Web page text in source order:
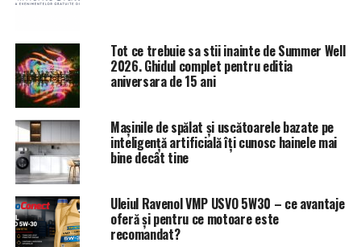
Tot ce trebuie sa stii inainte de Summer Well
2026. Ghidul complet pentru editia
aniversara de 15 ani
Mașinile de spălat și uscătoarele bazate pe
inteligență artificială îți cunosc hainele mai
bine decât tine
Uleiul Ravenol VMP USVO 5W30 – ce avantaje
oferă și pentru ce motoare este
recomandat?